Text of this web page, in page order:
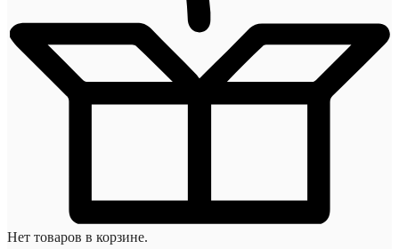
Нет товаров в корзине.